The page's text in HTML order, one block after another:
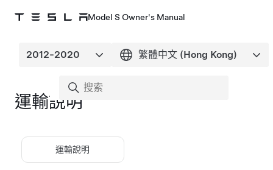
Model S Owner's Manual
運輸說明
運輸說明